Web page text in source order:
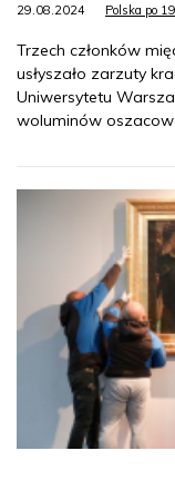
29.08.2024 Polska po
Trzech członków
usłyszało zarzuty
Uniwersytetu
woluminów